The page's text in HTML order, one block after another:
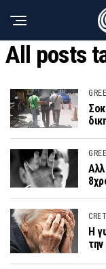
All posts
Η